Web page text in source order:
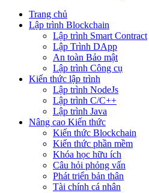
Trang chủ
Lập trình Blockchain
Lập trình Smart Contract
Lập Trình DApp
An toàn Bảo mật
Lập trình Công cụ
Kiến thức lập trình
Lập trình NodeJs
Lập trình C/C++
Lập trình Java
Nâng cao Kiến thức
Kiến thức Blockchain
Kiến thức phần mềm
Khóa học hữu ích
Câu hỏi phỏng vấn
Phát triển bản thân
Tài chính cá nhân